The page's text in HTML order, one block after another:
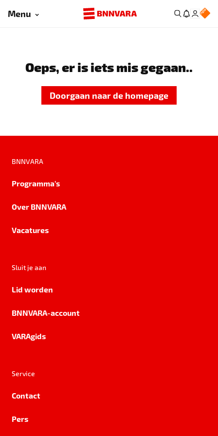
Menu
Oeps, er is iets mis gegaan..
Doorgaan naar de homepage
BNNVARA
Programma's
Over BNNVARA
Vacatures
Sluit je aan
Lid worden
BNNVARA-account
VARAgids
Service
Contact
Pers